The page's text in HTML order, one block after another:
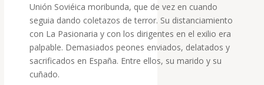
Unión Soviéica moribunda, que de vez en cuando
seguia dando coletazos de terror. Su distanciamiento
con La Pasionaria y con los dirigentes en el exilio era
palpable. Demasiados peones enviados, delatados y
sacrificados en España. Entre ellos, su marido y su
cuñado.